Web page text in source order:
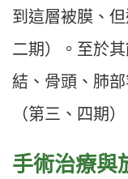
到這層被膜、
二期）。至於
結、骨頭、肺
（第三、四期）
手術治療與